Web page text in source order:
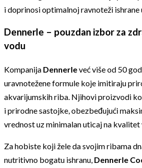
i doprinosi optimalnoj ravnoteži ishrane
Dennerle – pouzdan izbor za
vodu
Kompanija Dennerleveć više od 50
uravnotežene formule koje imitiraju
akvarijumskih riba. Njihovi proizvodi
i prirodne sastojke, obezbeđujući
vrednost uz minimalan uticaj na kvalitet
Za hobiste koji žele da svojim ribama
nutritivno bogatu ishranu, Dennerle